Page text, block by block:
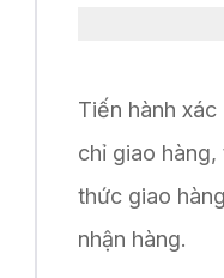
Tiến hành
chỉ giao
thức giao
nhận hàng.